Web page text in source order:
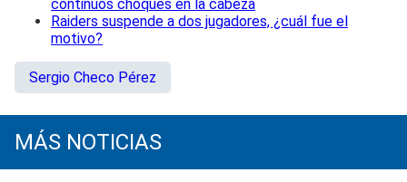
continuos choques en la cabeza
Raiders suspende a dos jugadores, ¿cuál fue el
motivo?
Sergio Checo Pérez
MÁS NOTICIAS